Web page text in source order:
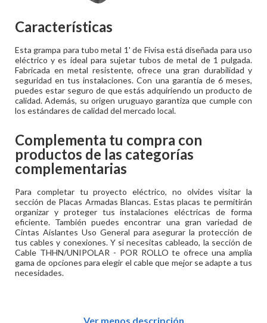
Características
Esta grampa para tubo metal 1' de Fivisa está diseñada para uso
eléctrico y es ideal para sujetar tubos de metal de 1 pulgada.
Fabricada en metal resistente, ofrece una gran durabilidad y
seguridad en tus instalaciones. Con una garantía de 6 meses,
puedes estar seguro de que estás adquiriendo un producto de
calidad. Además, su origen uruguayo garantiza que cumple con
los estándares de calidad del mercado local.
Complementa tu compra con
productos de las categorías
complementarias
Para completar tu proyecto eléctrico, no olvides visitar la
sección de Placas Armadas Blancas. Estas placas te permitirán
organizar y proteger tus instalaciones eléctricas de forma
eficiente. También puedes encontrar una gran variedad de
Cintas Aislantes Uso General para asegurar la protección de
tus cables y conexiones. Y si necesitas cableado, la sección de
Cable THHN/UNIPOLAR - POR ROLLO te ofrece una amplia
gama de opciones para elegir el cable que mejor se adapte a tus
necesidades.
Ver menos descripción